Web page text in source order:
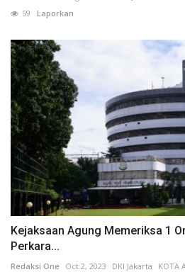
59 Laporkan
Kejaksaan Agung Memeriksa 1
Perkara...
Redaksi One Oct 2, 2023 DKI Jakarta KOTA